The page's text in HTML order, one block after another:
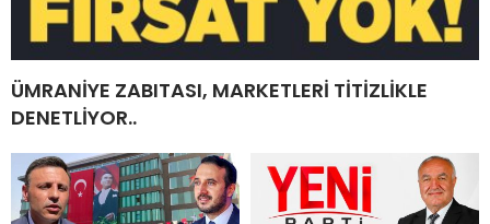
ÜMRANİYE ZABITASI, MARKETLERİ TİTİZLİKLE
DENETLİYOR..